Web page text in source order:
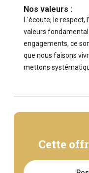
Nos valeurs :
L'écoute, le respect,
valeurs
engagements, ce
que nous faisons
mettons
Cette